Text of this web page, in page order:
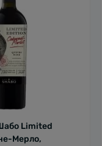
Limited
Мерло,